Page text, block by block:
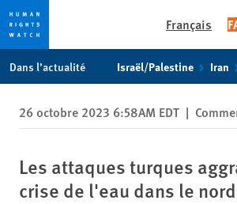
to
privacy
notice
to
content
Français
Dans l’actualité Israël/Palestine Iran
26 octobre 2023 6:58AM EDT |
Les attaques turques
crise de l'eau dans le